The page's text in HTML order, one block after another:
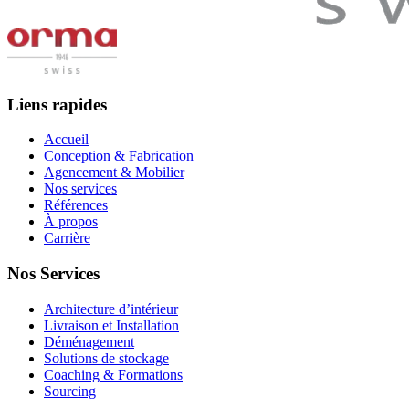
Liens rapides
Accueil
Conception & Fabrication
Agencement & Mobilier
Nos services
Références
À propos
Carrière
Nos Services
Architecture d’intérieur
Livraison et Installation
Déménagement
Solutions de stockage
Coaching & Formations
Sourcing